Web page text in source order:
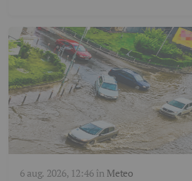
6 aug. 2026, 12:46în Meteo